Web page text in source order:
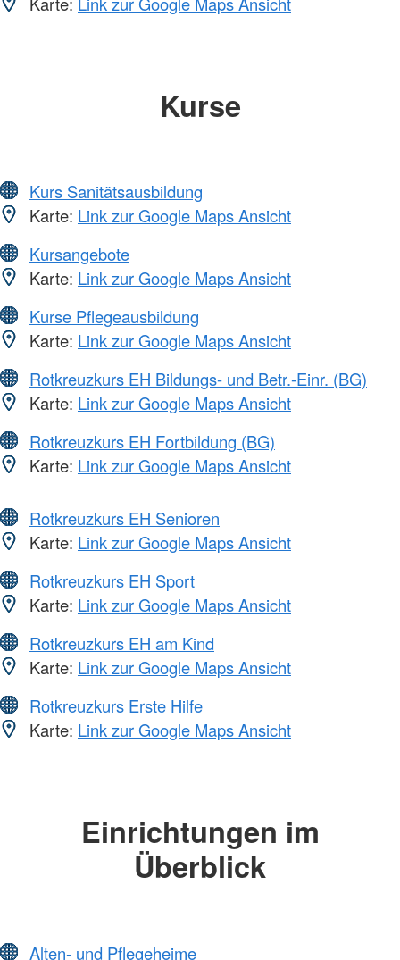
Kurse
Kurs Sanitätsausbildung
Karte: Link zur Google Maps Ansicht
Kursangebote
Karte: Link zur Google Maps Ansicht
Kurse Pflegeausbildung
Karte: Link zur Google Maps Ansicht
Rotkreuzkurs EH Bildungs- und Betr.-Einr. (BG)
Karte: Link zur Google Maps Ansicht
Rotkreuzkurs EH Fortbildung (BG)
Karte: Link zur Google Maps Ansicht
Rotkreuzkurs EH Senioren
Karte: Link zur Google Maps Ansicht
Rotkreuzkurs EH Sport
Karte: Link zur Google Maps Ansicht
Rotkreuzkurs EH am Kind
Karte: Link zur Google Maps Ansicht
Rotkreuzkurs Erste Hilfe
Karte: Link zur Google Maps Ansicht
Einrichtungen im
Überblick
Alten- und Pflegeheime